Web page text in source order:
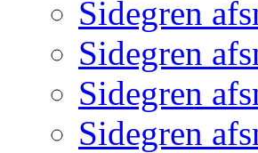
Sidegren
Sidegren
Sidegren
Sidegren